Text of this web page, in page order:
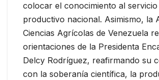
colocar el conocimiento al
productivo nacional. Asimismo, la
Ciencias Agrícolas de Venezuela
orientaciones de la Presidenta
Delcy Rodríguez, reafirmando su
con la soberanía científica, la